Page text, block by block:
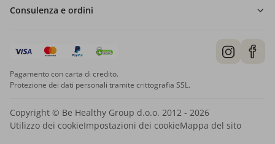
Consulenza e ordini
Pagamento con carta di credito.
Protezione dei dati personali tramite crittografia SSL.
Copyright © Be Healthy Group d.o.o. 2012 - 2026
Utilizzo dei cookieImpostazioni dei cookieMappa del sito